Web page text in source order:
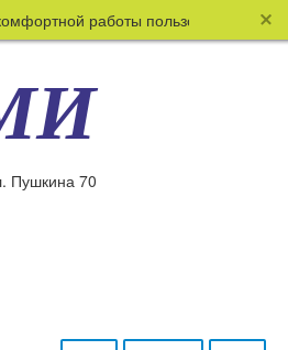
работы пользователя.
Пушкина 70